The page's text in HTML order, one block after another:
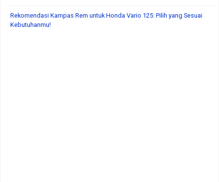
Rekomendasi Kampas Rem untuk Honda Vario 125: Pilih yang Sesuai
Kebutuhanmu!